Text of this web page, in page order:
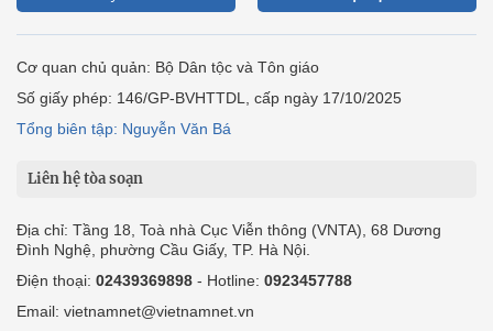
Cơ quan chủ quản: Bộ Dân tộc và Tôn giáo
Số giấy phép: 146/GP-BVHTTDL, cấp ngày 17/10/2025
Tổng biên tập: Nguyễn Văn Bá
Liên hệ tòa soạn
Địa chỉ: Tầng 18, Toà nhà Cục Viễn thông (VNTA), 68 Dương
Đình Nghệ, phường Cầu Giấy, TP. Hà Nội.
Điện thoại: 02439369898 - Hotline: 0923457788
Email: vietnamnet@vietnamnet.vn